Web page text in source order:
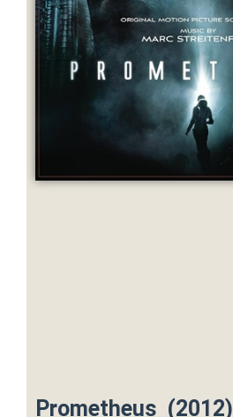
Prometheus (2012)